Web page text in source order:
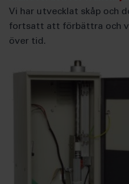
Vi har utvecklat skåp och
fortsatt att förbättra och
över tid.